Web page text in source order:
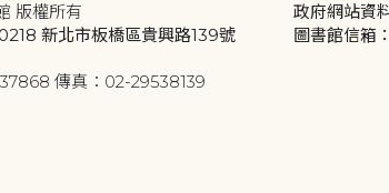
版權所有
新北市板橋區貴興路139號
傳真：02-29538139
政府網站資
圖書館信箱